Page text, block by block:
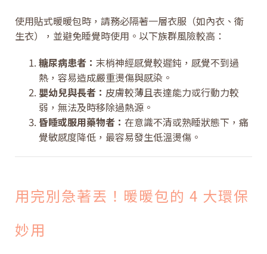
使用貼式暖暖包時，請務必隔著一層衣服（如內衣、衛
生衣），並避免睡覺時使用。以下族群風險較高：
糖尿病患者： 末梢神經感覺較遲鈍，感覺不到過
熱，容易造成嚴重燙傷與感染。
嬰幼兒與長者： 皮膚較薄且表達能力或行動力較
弱，無法及時移除過熱源。
昏睡或服用藥物者： 在意識不清或熟睡狀態下，痛
覺敏感度降低，最容易發生低溫燙傷。
用完別急著丟！暖暖包的 4 大環保
妙用